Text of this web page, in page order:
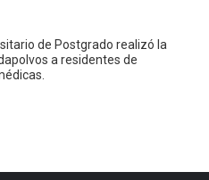
de Postgrado realizó la
a residentes de